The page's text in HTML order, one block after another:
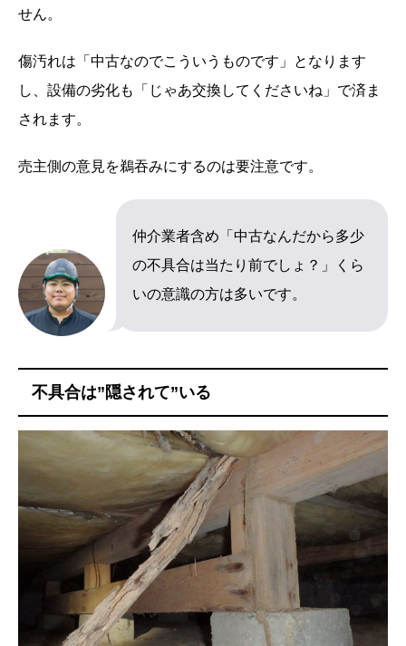
せん。
傷汚れは「中古なのでこういうものです」となります
し、設備の劣化も「じゃあ交換してくださいね」で済ま
されます。
売主側の意見を鵜吞みにするのは要注意です。
仲介業者含め「中古なんだから多少
の不具合は当たり前でしょ？」くら
いの意識の方は多いです。
不具合は”隠されて”いる